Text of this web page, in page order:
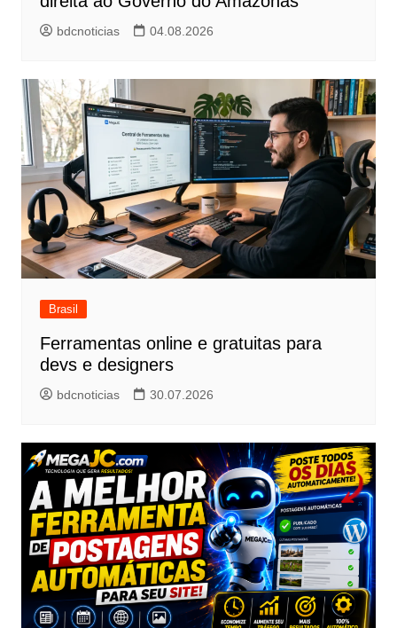
bdcnoticias 04.08.2026
Brasil
Ferramentas online e gratuitas para
devs e designers
bdcnoticias 30.07.2026